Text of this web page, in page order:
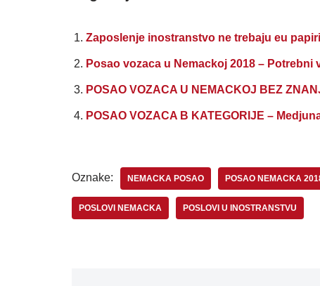
Zaposlenje inostranstvo ne trebaju eu
Posao vozaca u Nemackoj 2018 –
POSAO VOZACA U NEMACKOJ BEZ
POSAO VOZACA B KATEGORIJE –
Oznake: NEMACKA POSAO POSAO NEMACKA
POSLOVI NEMACKA POSLOVI U INOSTRANSTVU